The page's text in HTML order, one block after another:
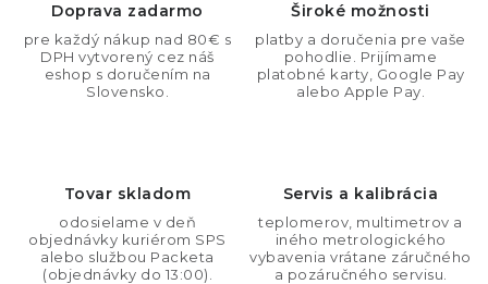
Doprava zadarmo
pre každý nákup nad 80€ s
DPH vytvorený cez náš
eshop s doručením na
Slovensko.
Široké možnosti
platby a doručenia pre vaše
pohodlie. Prijímame
platobné karty, Google Pay
alebo Apple Pay.
Tovar skladom
odosielame v deň
objednávky kuriérom SPS
alebo službou Packeta
(objednávky do 13:00).
Servis a kalibrácia
teplomerov, multimetrov a
iného metrologického
vybavenia vrátane záručného
a pozáručného servisu.